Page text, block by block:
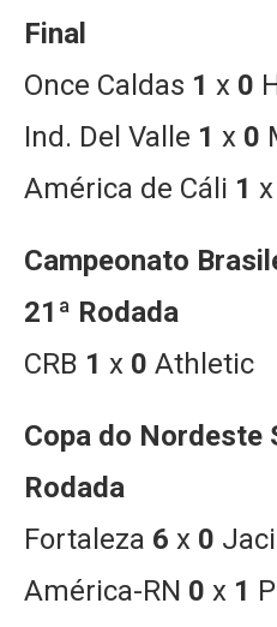
Final
Once Caldas 1 x 0
Ind. Del Valle 1 x 0
América de Cáli 1 x
Campeonato
21ª Rodada
CRB 1 x 0 Athletic
Copa do Nordeste
Rodada
Fortaleza 6 x 0
América-RN 0 x 1